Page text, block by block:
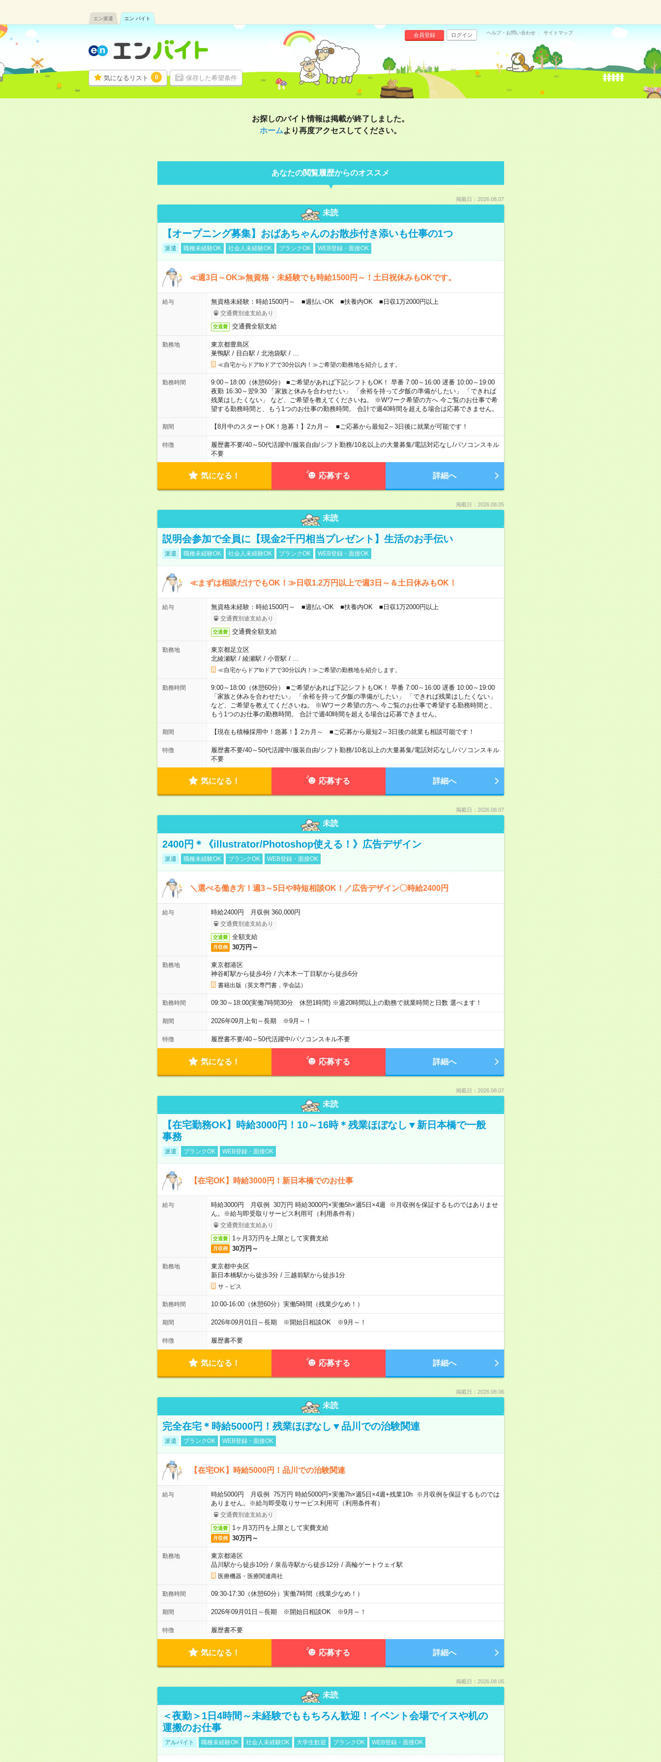
エン派遣 エン バイト
気になるリスト 0 保存した希望条件
会員登録 ログイン ヘルプ・お問い合わせ サイトマップ
お探しのバイト情報は掲載が終了しました。
ホームより再度アクセスしてください。
あなたの閲覧履歴からのオススメ
掲載日：2026.08.07
未読
【オープニング募集】おばあちゃんのお散歩付き添いも仕事の1つ
派遣 職種未経験OK 社会人未経験OK ブランクOK WEB登録・面接OK
≪週3日～OK≫無資格・未経験でも時給1500円～！土日祝休みもOKです。
給与 無資格未経験：時給1500円～ ■週払いOK ■扶養内OK ■日収1万2000円以上
交通費別途支給あり
交通費 交通費全額支給
勤務地
東京都豊島区
巣鴨駅 / 目白駅 / 北池袋駅 / …
≪自宅からドアtoドアで30分以内！≫ご希望の勤務地を紹介します。
勤務時間
9:00～18:00（休憩60分） ■ご希望があれば下記シフトもOK！ 早番 7:00～16:00 遅番 10:00～19:00
夜勤 16:30～翌9:30 「家族と休みを合わせたい」 「余裕を持って夕飯の準備がしたい」 「できれば
残業はしたくない」 など、ご希望を教えてくださいね。 ※Wワーク希望の方へ 今ご覧のお仕事で希
望する勤務時間と、もう1つのお仕事の勤務時間。 合計で週40時間を超える場合は応募できません。
期間 【8月中のスタートOK！急募！】2カ月～ ■ご応募から最短2～3日後に就業が可能です！
特徴 履歴書不要/40～50代活躍中/服装自由/シフト勤務/10名以上の大量募集/電話対応なし/パソコンスキル
不要
気になる！ 応募する 詳細へ
掲載日：2026.08.05
未読
説明会参加で全員に【現金2千円相当プレゼント】生活のお手伝い
派遣 職種未経験OK 社会人未経験OK ブランクOK WEB登録・面接OK
≪まずは相談だけでもOK！≫日収1.2万円以上で週3日～＆土日休みもOK！
給与 無資格未経験：時給1500円～ ■週払いOK ■扶養内OK ■日収1万2000円以上
交通費別途支給あり
交通費 交通費全額支給
勤務地
東京都足立区
北綾瀬駅 / 綾瀬駅 / 小菅駅 / …
≪自宅からドアtoドアで30分以内！≫ご希望の勤務地を紹介します。
勤務時間
9:00～18:00（休憩60分） ■ご希望があれば下記シフトもOK！ 早番 7:00～16:00 遅番 10:00～19:00
「家族と休みを合わせたい」 「余裕を持って夕飯の準備がしたい」 「できれば残業はしたくない」
など、ご希望を教えてくださいね。 ※Wワーク希望の方へ 今ご覧のお仕事で希望する勤務時間と、
もう1つのお仕事の勤務時間。 合計で週40時間を超える場合は応募できません。
期間 【現在も積極採用中！急募！】2カ月～ ■ご応募から最短2～3日後の就業も相談可能です！
特徴 履歴書不要/40～50代活躍中/服装自由/シフト勤務/10名以上の大量募集/電話対応なし/パソコンスキル
不要
気になる！ 応募する 詳細へ
掲載日：2026.08.07
未読
2400円＊《illustrator/Photoshop使える！》広告デザイン
派遣 職種未経験OK ブランクOK WEB登録・面接OK
＼選べる働き方！週3～5日や時短相談OK！／広告デザイン〇時給2400円
給与 時給2400円 月収例 360,000円
交通費別途支給あり
交通費 全額支給
月収例 30万円～
勤務地
東京都港区
神谷町駅から徒歩4分/ 六本木一丁目駅から徒歩6分
書籍出版（英文専門書，学会誌）
勤務時間 09:30～18:00(実働7時間30分 休憩1時間) ※週20時間以上の勤務で就業時間と日数 選べます！
期間 2026年09月上旬～長期 ※9月～！
特徴 履歴書不要/40～50代活躍中/パソコンスキル不要
気になる！ 応募する 詳細へ
掲載日：2026.08.07
未読
【在宅勤務OK】時給3000円！10～16時＊残業ほぼなし▼新日本橋で一般
事務
派遣 ブランクOK WEB登録・面接OK
【在宅OK】時給3000円！新日本橋でのお仕事
給与
時給3000円 月収例 30万円 時給3000円×実働5h×週5日×4週 ※月収例を保証するものではありませ
ん。※給与即受取りサービス利用可（利用条件有）
交通費別途支給あり
交通費 1ヶ月3万円を上限として実費支給
月収例 30万円～
勤務地
東京都中央区
新日本橋駅から徒歩3分/ 三越前駅から徒歩1分
サ－ビス
勤務時間 10:00-16:00（休憩60分）実働5時間（残業少なめ！）
期間 2026年09月01日～長期 ※開始日相談OK ※9月～！
特徴 履歴書不要
気になる！ 応募する 詳細へ
掲載日：2026.08.06
未読
完全在宅＊時給5000円！残業ほぼなし▼品川での治験関連
派遣 ブランクOK WEB登録・面接OK
【在宅OK】時給5000円！品川での治験関連
給与
時給5000円 月収例 75万円 時給5000円×実働7h×週5日×4週+残業10h ※月収例を保証するものでは
ありません。※給与即受取りサービス利用可（利用条件有）
交通費別途支給あり
交通費 1ヶ月3万円を上限として実費支給
月収例 30万円～
勤務地
東京都港区
品川駅から徒歩10分/ 泉岳寺駅から徒歩12分/ 高輪ゲートウェイ駅
医療機器・医療関連商社
勤務時間 09:30-17:30（休憩60分）実働7時間（残業少なめ！）
期間 2026年09月01日～長期 ※開始日相談OK ※9月～！
特徴 履歴書不要
気になる！ 応募する 詳細へ
掲載日：2026.08.05
未読
＜夜勤＞1日4時間～未経験でももちろん歓迎！イベント会場でイスや机の
運搬のお仕事
アルバイト 職種未経験OK 社会人未経験OK 大学生歓迎 ブランクOK WEB登録・面接OK